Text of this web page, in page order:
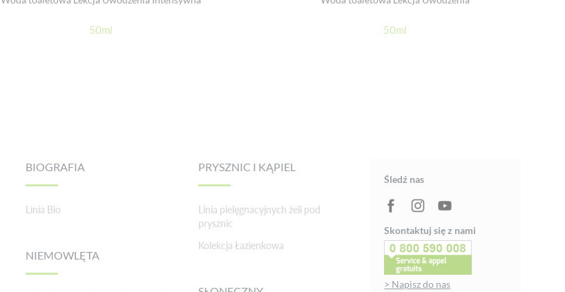
50ml 50ml
BIOGRAFIA
Linia Bio
NIEMOWLĘTA
PRYSZNIC I KĄPIEL
Linia pielęgnacyjnych żeli pod
prysznic
Kolekcja Łazienkowa
Śledź nas
Skontaktuj się z nami
> Napisz do nas